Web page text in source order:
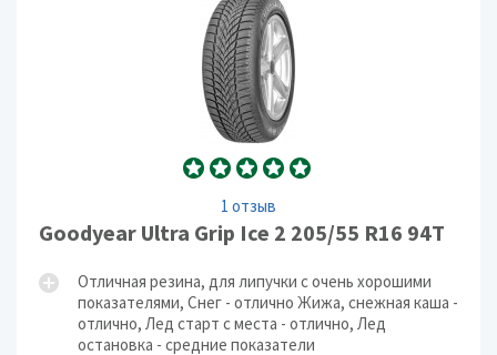
1 отзыв
Goodyear Ultra Grip Ice 2 205/55 R16 94T
Отличная резина, для липучки с очень хорошими
показателями, Снег - отлично Жижа, снежная каша -
отлично, Лед старт с места - отлично, Лед
остановка - средние показатели